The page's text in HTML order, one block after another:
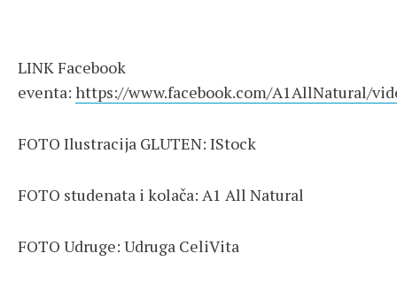
LINK Facebook
eventa: https://www.facebook.com/A1AllNatural/
FOTO Ilustracija GLUTEN: IStock
FOTO studenata i kolača: A1 All Natural
FOTO Udruge: Udruga CeliVita